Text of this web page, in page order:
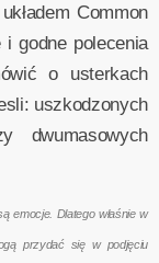
Common
godne polecenia
o usterkach
uszkodzonych
dwumasowych
emocje. Dlatego właśnie w
przydać się w podjęciu